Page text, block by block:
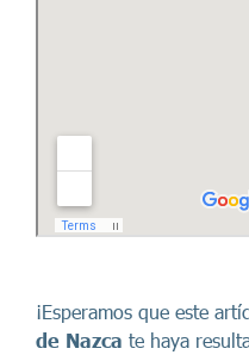
¡Esperamos que este
de Nazca te haya